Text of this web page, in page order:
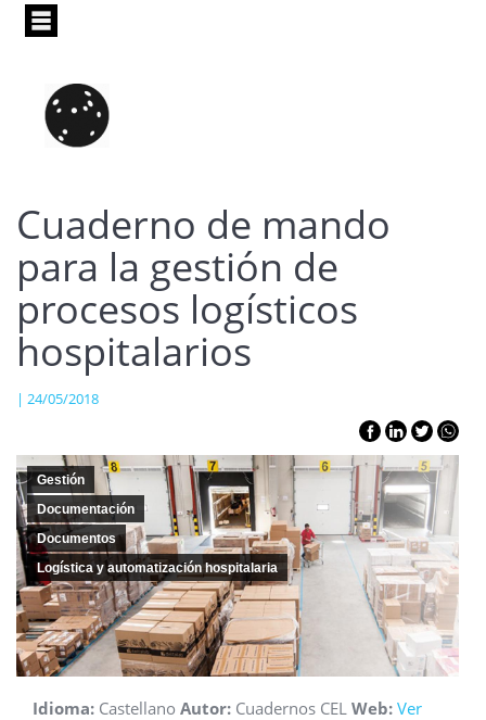
Pasar
principal
Cuaderno de mando
para la gestión de
procesos logísticos
hospitalarios
| 24/05/2018
Gestión
Documentación
Documentos
Logística y automatización hospitalaria
Idioma: Castellano Autor: Cuadernos CEL Web: Ver